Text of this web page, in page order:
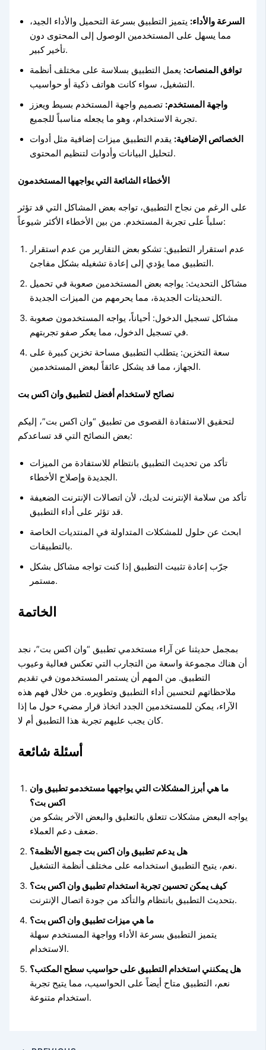
السرعة والأداء: يتميز التطبيق بسرعة التحميل والأداء الجيد،
مما يسهل على المستخدمين الوصول إلى المحتوى دون
تأخير كبير.
توافق المنصات: يعمل التطبيق بسلاسة على مختلف أنظمة
التشغيل، سواء كانت هواتف ذكية أو حواسيب.
واجهة المستخدم: تصميم واجهة المستخدم بسيط ويعزز
تجربة الاستخدام، وهو ما يجعله مناسباً للجميع.
الخصائص الإضافية: يقدم التطبيق ميزات إضافية مثل أدوات
لتحليل البيانات وأدوات لتنظيم المحتوى.
الأخطاء الشائعة التي يواجهها المستخدمون
على الرغم من نجاح التطبيق، تواجه بعض المشاكل التي قد تؤثر
سلباً على تجربة المستخدم. من بين الأخطاء الأكثر شيوعاً:
عدم استقرار التطبيق: تشكو بعض التقارير من عدم استقرار
التطبيق مما يؤدي إلى إعادة تشغيله بشكل مفاجئ.
مشاكل التحديث: يواجه بعض المستخدمين صعوبة في تحميل
التحديثات الجديدة، مما يحرمهم من الميزات الجديدة.
مشاكل تسجيل الدخول: أحياناً، يواجه المستخدمون صعوبة
في تسجيل الدخول، مما يعكر صفو تجربتهم.
سعة التخزين: يتطلب التطبيق مساحة تخزين كبيرة على
الجهاز، مما قد يشكل عائقاً لبعض المستخدمين.
نصائح لاستخدام أفضل لتطبيق وان اكس بت
لتحقيق الاستفادة القصوى من تطبيق “وان اكس بت”، إليكم
بعض النصائح التي قد تساعدكم:
تأكد من تحديث التطبيق بانتظام للاستفادة من الميزات
الجديدة وإصلاح الأخطاء.
تأكد من سلامة الإنترنت لديك، لأن اتصالات الإنترنت الضعيفة
قد تؤثر على أداء التطبيق.
ابحث عن حلول للمشكلات المتداولة في المنتديات الخاصة
بالتطبيقات.
جرّب إعادة تثبيت التطبيق إذا كنت تواجه مشاكل بشكل
مستمر.
الخاتمة
بمجمل حديثنا عن آراء مستخدمي تطبيق “وان اكس بت”، نجد
أن هناك مجموعة واسعة من التجارب التي تعكس فعالية وعيوب
التطبيق. من المهم أن يستمر المستخدمون في تقديم
ملاحظاتهم لتحسين أداء التطبيق وتطويره. من خلال فهم هذه
الآراء، يمكن للمستخدمين الجدد اتخاذ قرار مضيء حول ما إذا
كان يجب عليهم تجربة هذا التطبيق أم لا.
أسئلة شائعة
ما هي أبرز المشكلات التي يواجهها مستخدمو تطبيق وان
اكس بت؟
يواجه البعض مشكلات تتعلق بالتعليق والبعض الآخر يشكو من
ضعف دعم العملاء.
هل يدعم تطبيق وان اكس بت جميع الأنظمة؟
نعم، يتيح التطبيق استخدامه على مختلف أنظمة التشغيل.
كيف يمكن تحسين تجربة استخدام تطبيق وان اكس بت؟
بتحديث التطبيق بانتظام والتأكد من جودة اتصال الإنترنت.
ما هي ميزات تطبيق وان اكس بت؟
يتميز التطبيق بسرعة الأداء وواجهة المستخدم سهلة
الاستخدام.
هل يمكنني استخدام التطبيق على حواسيب سطح المكتب؟
نعم، التطبيق متاح أيضاً على الحواسيب، مما يتيح تجربة
استخدام متنوعة.